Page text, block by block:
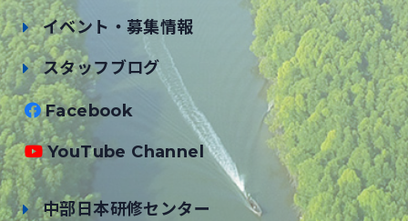
イベント・募集情報
スタッフブログ
Facebook
YouTube Channel
中部日本研修センター